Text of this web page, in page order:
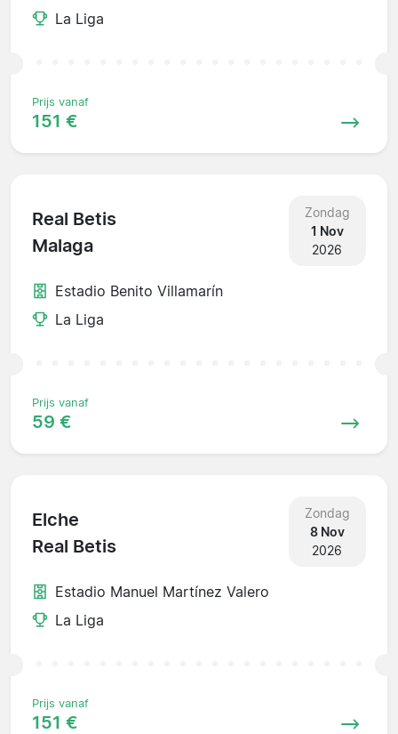
La Liga
Prijs vanaf
151 €
Real Betis
Malaga
Zondag
1 Nov
2026
Estadio Benito Villamarín
La Liga
Prijs vanaf
59 €
Elche
Real Betis
Zondag
8 Nov
2026
Estadio Manuel Martínez Valero
La Liga
Prijs vanaf
151 €